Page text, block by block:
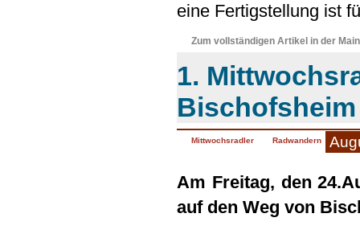
eine Fertigstellung ist
Zum vollständigen Artikel in der
1.
Mittwochsradler Radwandern
Am Freitag, den
auf den Weg von